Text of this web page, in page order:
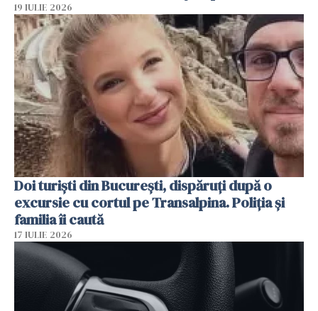
19 IULIE 2026
Doi turiști din București, dispăruți după o
excursie cu cortul pe Transalpina. Poliția și
familia îi caută
17 IULIE 2026